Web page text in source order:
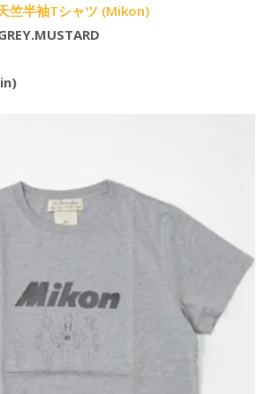
竺半袖Tシャツ (Mikon)